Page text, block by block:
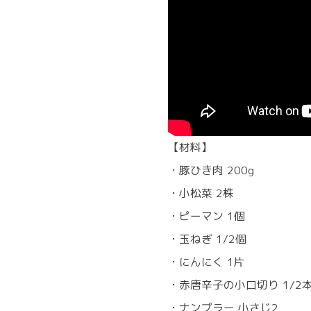
【材料】
・豚ひき肉 200g
・小松菜 2株
・ピーマン 1個
・玉ねぎ 1/2個
・にんにく 1片
・赤唐辛子の小口切り 1/2
・ナンプラー 小さじ2